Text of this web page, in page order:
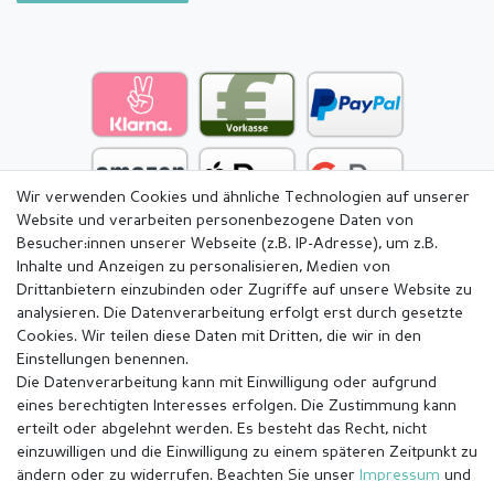
Wir verwenden Cookies und ähnliche Technologien auf unserer
Website und verarbeiten personenbezogene Daten von
Besucher:innen unserer Webseite (z.B. IP-Adresse), um z.B.
Inhalte und Anzeigen zu personalisieren, Medien von
Drittanbietern einzubinden oder Zugriffe auf unsere Website zu
analysieren. Die Datenverarbeitung erfolgt erst durch gesetzte
Cookies. Wir teilen diese Daten mit Dritten, die wir in den
Einstellungen benennen.
Die Datenverarbeitung kann mit Einwilligung oder aufgrund
eines berechtigten Interesses erfolgen. Die Zustimmung kann
erteilt oder abgelehnt werden. Es besteht das Recht, nicht
einzuwilligen und die Einwilligung zu einem späteren Zeitpunkt zu
ändern oder zu widerrufen. Beachten Sie unser Impressum und